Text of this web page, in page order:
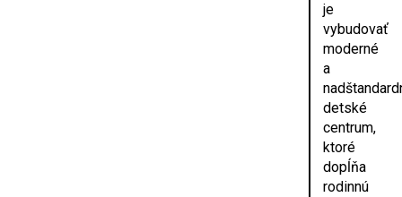
je
vybudovať
moderné
a
detské
centrum,
ktoré
dopĺňa
rodinnú